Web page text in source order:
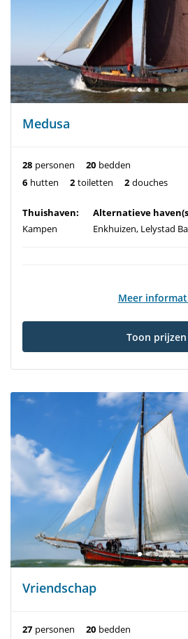
Medusa
28 personen 20 bedden
6 hutten 2 toiletten 2 douches
Thuishaven:
Kampen
Alternatieve
Enkhuizen, Lelystad
Meer
Toon prijzen
Vriendschap
27 personen 20 bedden